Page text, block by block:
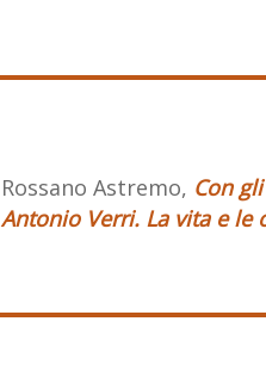
Rossano Astremo, Con
Antonio Verri. La vita e le